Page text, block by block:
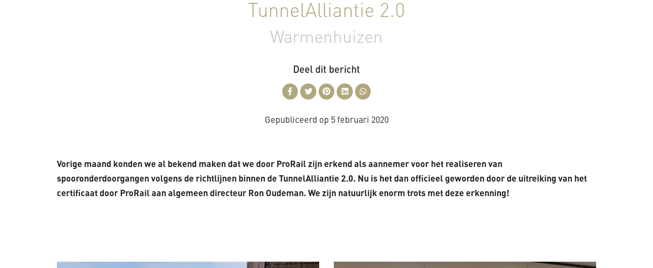
TunnelAlliantie 2.0
Warmenhuizen
Deel dit bericht
Gepubliceerd op 5 februari 2020
Vorige maand konden we al bekend maken dat we door ProRail zijn erkend als aannemer voor het realiseren van
spooronderdoorgangen volgens de richtlijnen binnen de TunnelAlliantie 2.0. Nu is het dan officieel geworden door de uitreiking van het
certificaat door ProRail aan algemeen directeur Ron Oudeman. We zijn natuurlijk enorm trots met deze erkenning!